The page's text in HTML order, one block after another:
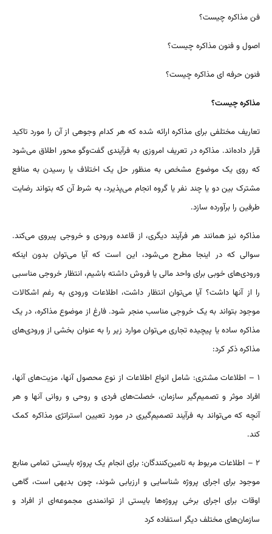
فن مذاکره چیست؟
اصول و فنون مذاکره چیست؟
فنون حرفه ای مذاکره چیست؟
مذاکره چیست؟
تعاریف مختلفی برای مذاکره ارائه شده که هر کدام وجوهی از آن را مورد تاکید
قرار داده‌اند. مذاکره در تعریف امروزی به فرآیندی گفت‌وگو محور اطلاق می‌شود
که روی یک موضوع مشخص به منظور حل یک اختلاف یا رسیدن به منافع
مشترک بین دو یا چند نفر یا گروه انجام می‌پذیرد، به شرط آن که بتواند رضایت
طرفین را برآورده سازد.
مذاکره نیز همانند هر فرآیند دیگری، از قاعده ورودی و خروجی پیروی می‌کند.
سوالی که در اینجا مطرح می‌شود، این است که آیا می‌توان بدون اینکه
ورودی‌های خوبی برای واحد مالی یا فروش داشته باشیم، انتظار خروجی مناسبی
را از آنها داشت؟ آیا می‌توان انتظار داشت، اطلاعات ورودی به رغم اشکالات
موجود بتواند به یک خروجی مناسب منجر شود. فارغ از موضوع مذاکره، در یک
مذاکره ساده یا پیچیده تجاری می‌توان موارد زیر را به عنوان بخشی از ورودی‌های
مذاکره ذکر کرد:
۱ – اطلاعات مشتری: شامل انواع اطلاعات از نوع محصول آنها، مزیت‌های آنها،
افراد موثر و تصمیم‌گیر سازمان، خصلت‌های فردی و روحی و روانی آنها و هر
آنچه که می‌تواند به فرآیند تصمیم‌گیری در مورد تعیین استراتژی مذاکره کمک
کند.
۲ – اطلاعات مربوط به تامین‌کنندگان: برای انجام یک پروژه بایستی تمامی منابع
موجود برای اجرای پروژه شناسایی و ارزیابی شوند، چون بدیهی است، گاهی
اوقات برای اجرای برخی پروژه‌ها بایستی از توانمندی مجموعه‌‌ای از افراد و
سازمان‌های مختلف دیگر استفاده کرد